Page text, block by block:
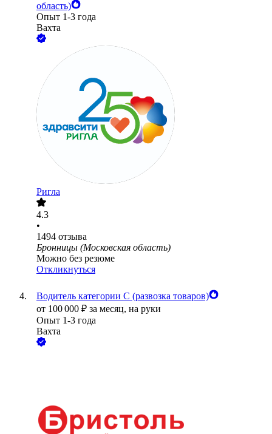
область)
Опыт 1-3 года
Вахта
Ригла
4.3
•
1494 отзыва
Бронницы (Московская область)
Можно без резюме
Откликнуться
Водитель категории С (развозка товаров)
от 100 000 ₽ за месяц, на руки
Опыт 1-3 года
Вахта